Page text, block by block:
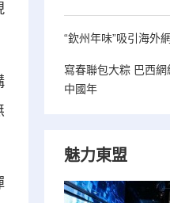
“欽州年味”吸引海外
寫春聯包大粽 巴西
中國年
魅力東盟